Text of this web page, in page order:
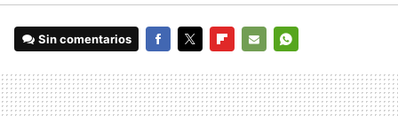
Sin comentarios
MAIL